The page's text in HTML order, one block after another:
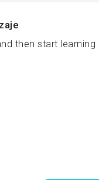
then start learning